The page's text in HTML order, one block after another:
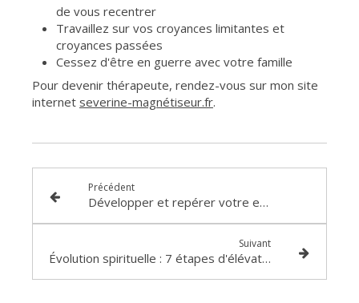
de vous recentrer
Travaillez sur vos croyances limitantes et
croyances passées
Cessez d'être en guerre avec votre famille
Pour devenir thérapeute, rendez-vous sur mon site
internet severine-magnétiseur.fr.
Précédent
Développer et repérer votre entité spirituelle
Suivant
Évolution spirituelle : 7 étapes d'élévation